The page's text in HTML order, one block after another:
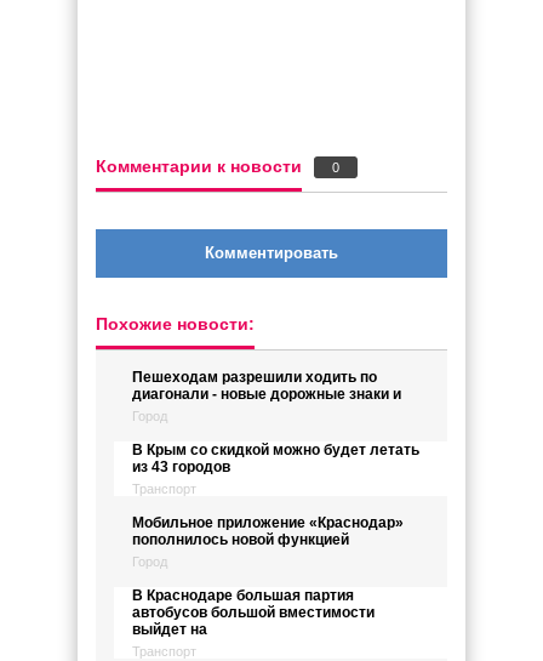
Комментарии к новости 0
Комментировать
Похожие новости:
Пешеходам разрешили ходить по
диагонали - новые дорожные знаки и
Город
В Крым со скидкой можно будет летать
из 43 городов
Транспорт
Мобильное приложение «Краснодар»
пополнилось новой функцией
Город
В Краснодаре большая партия
автобусов большой вместимости
выйдет на
Транспорт